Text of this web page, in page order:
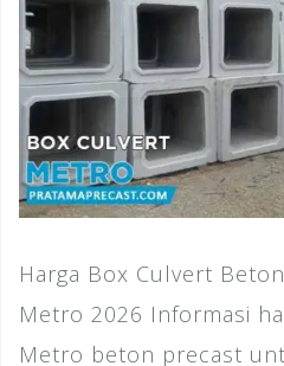
Harga Box Culvert
Metro 2026 Informasi
Metro beton precast